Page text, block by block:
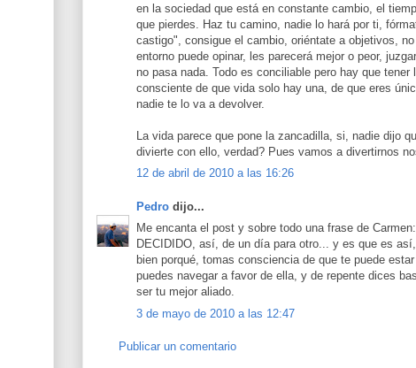
en la sociedad que está en constante cambio, el
que pierdes. Haz tu camino, nadie lo hará por ti,
castigo", consigue el cambio, oriéntate a objetivos,
entorno puede opinar, les parecerá mejor o peor,
no pasa nada. Todo es conciliable pero hay que
consciente de que vida solo hay una, de que eres
nadie te lo va a devolver.
La vida parece que pone la zancadilla, si, nadie dijo
divierte con ello, verdad? Pues vamos a divertirnos
12 de abril de 2010 a las 16:26
Pedro dijo...
Me encanta el post y sobre todo una frase de
DECIDIDO, así, de un día para otro... y es que es
bien porqué, tomas consciencia de que te puede
puedes navegar a favor de ella, y de repente dices
ser tu mejor aliado.
3 de mayo de 2010 a las 12:47
Publicar un comentario